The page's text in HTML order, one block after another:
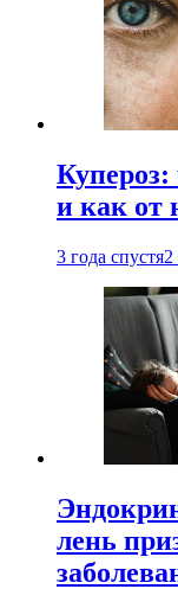
Купероз:
и как от
3 года спустя2
лень